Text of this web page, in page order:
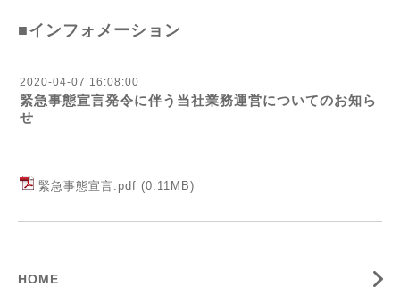
■インフォメーション
2020-04-07 16:08:00
緊急事態宣言発令に伴う当社業務運営についてのお知ら
せ
緊急事態宣言.pdf (0.11MB)
HOME